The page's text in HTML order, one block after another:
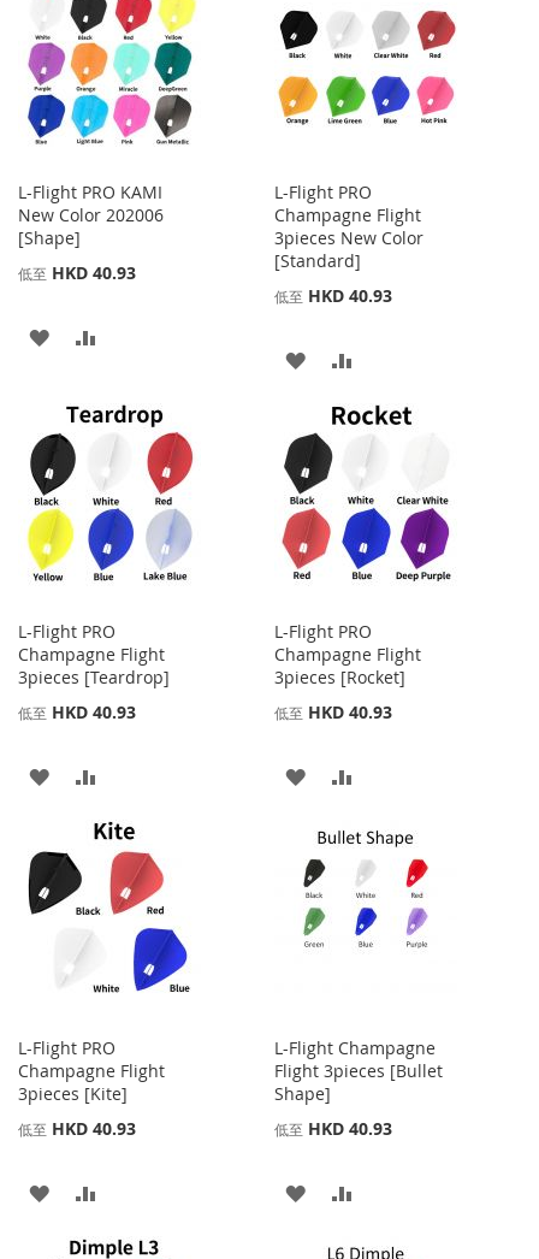
L-Flight PRO KAMI
New Color 202006
[Shape]
低至 HKD 40.93
添
收
藏
夾
並
比
較
L-Flight PRO
Champagne Flight
3pieces New Color
[Standard]
低至 HKD 40.93
添
到
收
藏
夾
比
L-Flight PRO
Champagne Flight
3pieces [Teardrop]
低至 HKD 40.93
添
到
收
夾
加
並
比
L-Flight PRO
Champagne Flight
3pieces [Rocket]
低至 HKD 40.93
添
到
收
藏
並
比
較
L-Flight PRO
Champagne Flight
3pieces [Kite]
低至 HKD 40.93
添
L-Flight Champagne
Flight 3pieces [Bullet
Shape]
低至 HKD 40.93
添